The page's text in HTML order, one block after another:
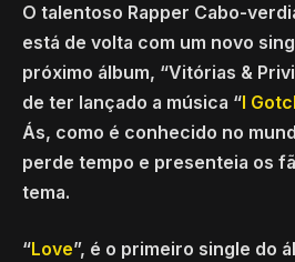
O talentoso Rapper Cabo-
está de volta com um novo
próximo álbum, “Vitórias &
de ter lançado a música “I
Ás, como é conhecido no
perde tempo e presenteia os
tema.
“Love”, é o primeiro single do